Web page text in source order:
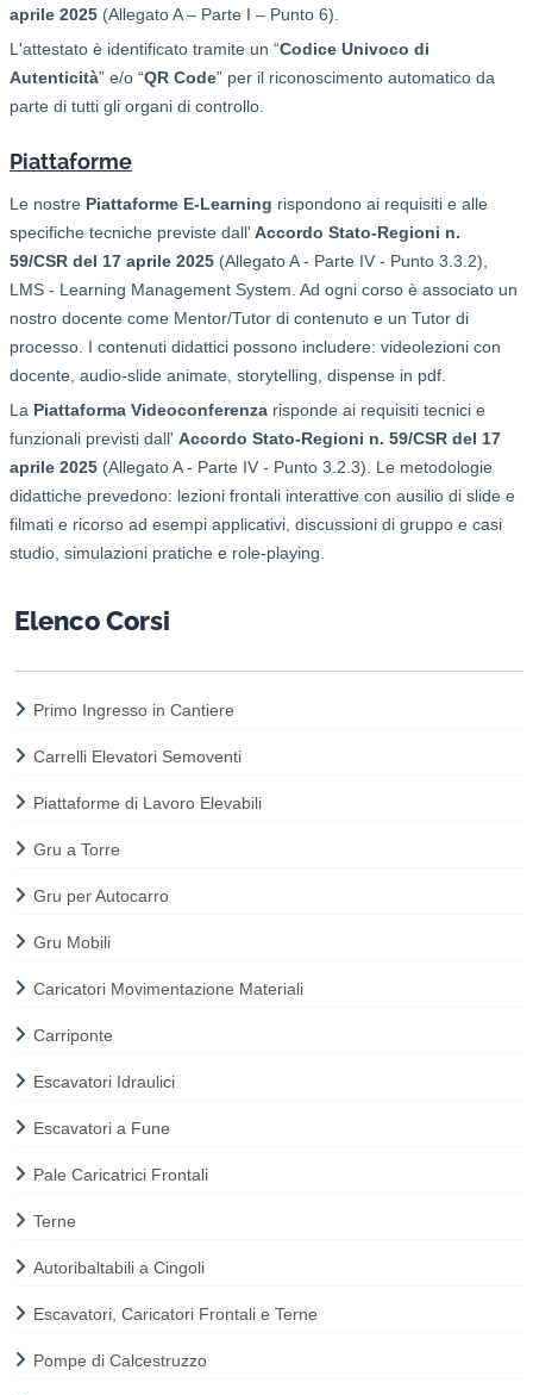
aprile 2025 (Allegato A – Parte I – Punto 6).
L'attestato è identificato tramite un “Codice Univoco di
Autenticità” e/o “QR Code” per il riconoscimento automatico da
parte di tutti gli organi di controllo.
Piattaforme
Le nostre Piattaforme E-Learning rispondono ai requisiti e alle
specifiche tecniche previste dall' Accordo Stato-Regioni n.
59/CSR del 17 aprile 2025 (Allegato A - Parte IV - Punto 3.3.2),
LMS - Learning Management System. Ad ogni corso è associato un
nostro docente come Mentor/Tutor di contenuto e un Tutor di
processo. I contenuti didattici possono includere: videolezioni con
docente, audio-slide animate, storytelling, dispense in pdf.
La Piattaforma Videoconferenza risponde ai requisiti tecnici e
funzionali previsti dall' Accordo Stato-Regioni n. 59/CSR del 17
aprile 2025 (Allegato A - Parte IV - Punto 3.2.3). Le metodologie
didattiche prevedono: lezioni frontali interattive con ausilio di slide e
filmati e ricorso ad esempi applicativi, discussioni di gruppo e casi
studio, simulazioni pratiche e role-playing.
Elenco Corsi
Primo Ingresso in Cantiere
Carrelli Elevatori Semoventi
Piattaforme di Lavoro Elevabili
Gru a Torre
Gru per Autocarro
Gru Mobili
Caricatori Movimentazione Materiali
Carriponte
Escavatori Idraulici
Escavatori a Fune
Pale Caricatrici Frontali
Terne
Autoribaltabili a Cingoli
Escavatori, Caricatori Frontali e Terne
Pompe di Calcestruzzo